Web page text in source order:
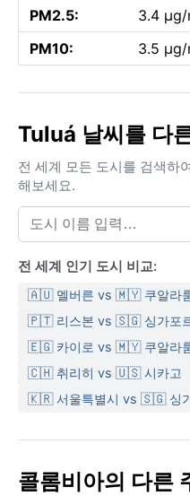
PM2.5:
3.4 µg/
PM10:
3.5 µg/
Tuluá 날씨를 다
전 세계 모든 도시를 검색하
해보세요.
전 세계 인기 도시 비교:
🇦🇺 멜버른 vs 🇲🇾 쿠알라
🇵🇹 리스본 vs 🇸🇬 싱가포
🇪🇬 카이로 vs 🇲🇾 쿠알라
🇨🇭 취리히 vs 🇺🇸 시카고
🇰🇷 서울특별시 vs 🇸🇬 싱
콜롬비아의 다